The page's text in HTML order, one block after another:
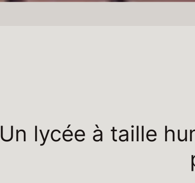
Un lycée à taille